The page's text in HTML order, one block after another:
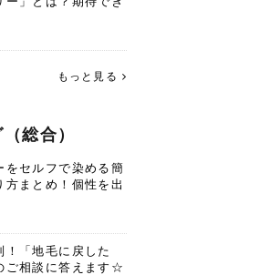
もっと見る
総合）
をセルフで染める簡
方まとめ！個性を出
！「地毛に戻した
ご相談に答えます☆